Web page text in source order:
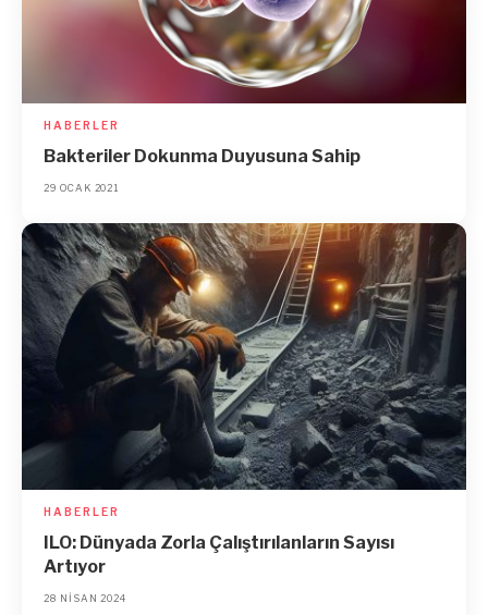
HABERLER
Bakteriler Dokunma Duyusuna Sahip
29 OCAK 2021
HABERLER
ILO: Dünyada Zorla Çalıştırılanların Sayısı
Artıyor
28 NISAN 2024